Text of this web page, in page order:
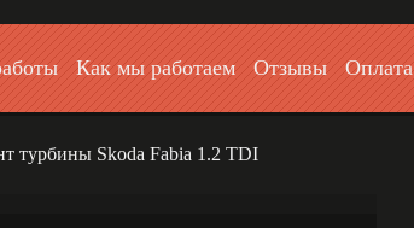
Как мы работаем Отзывы Оплата
турбины Skoda Fabia 1.2 TDI